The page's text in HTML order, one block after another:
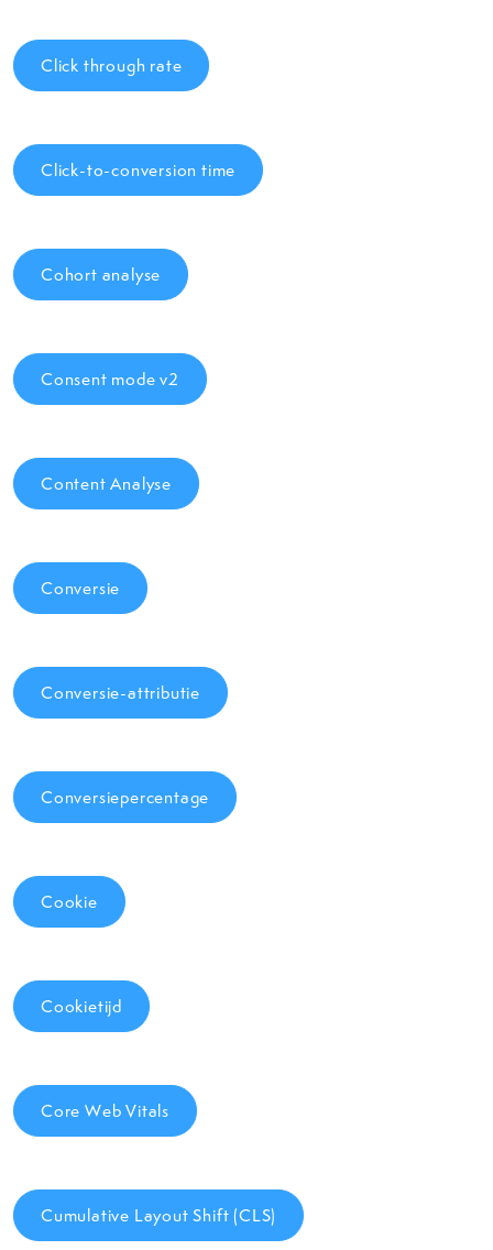
Click through rate
Click-to-conversion time
Cohort analyse
Consent mode v2
Content Analyse
Conversie
Conversie-attributie
Conversiepercentage
Cookie
Cookietijd
Core Web Vitals
Cumulative Layout Shift (CLS)